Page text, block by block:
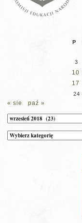
P
3
10
17
24
« sie paź »
Archiwum
Kategorie
wpisów